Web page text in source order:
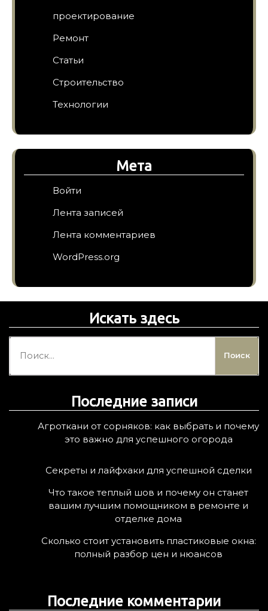
проектирование
Ремонт
Статьи
Строительство
Технологии
Мета
Войти
Лента записей
Лента комментариев
WordPress.org
Искать здесь
й
Последние записи
Агроткани от сорняков: как выбрать и почему
это важно для успешного огорода
Секреты и лайфхаки для успешной сделки
Что такое теплый шов и почему он станет
вашим лучшим помощником в ремонте и
отделке дома
Сколько стоит установить пластиковые окна:
полный разбор цен и нюансов
Последние комментарии